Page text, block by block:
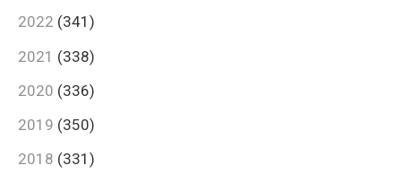
2022 (341)
2021 (338)
2020 (336)
2019 (350)
2018 (331)